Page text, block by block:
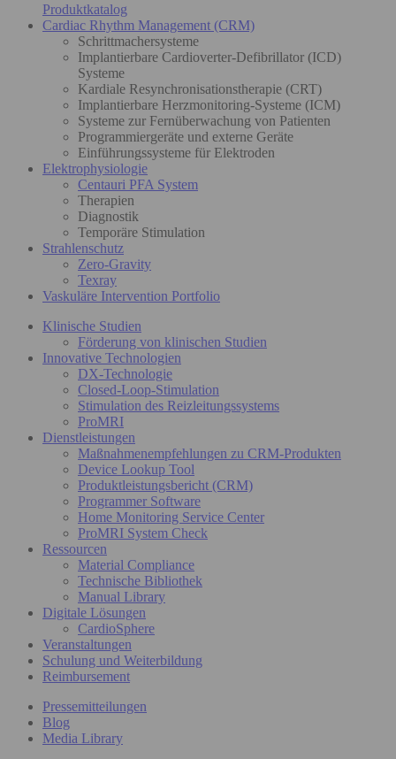
Produktkatalog
Cardiac Rhythm Management (CRM)
Schrittmachersysteme
Implantierbare Cardioverter-Defibrillator (ICD)
Systeme
Kardiale Resynchronisationstherapie (CRT)
Implantierbare Herzmonitoring-Systeme (ICM)
Systeme zur Fernüberwachung von Patienten
Programmiergeräte und externe Geräte
Einführungssysteme für Elektroden
Elektrophysiologie
Centauri PFA System
Therapien
Diagnostik
Temporäre Stimulation
Strahlenschutz
Zero-Gravity
Texray
Vaskuläre Intervention Portfolio
Klinische Studien
Förderung von klinischen Studien
Innovative Technologien
DX-Technologie
Closed-Loop-Stimulation
Stimulation des Reizleitungssystems
ProMRI
Dienstleistungen
Maßnahmenempfehlungen zu CRM-Produkten
Device Lookup Tool
Produktleistungsbericht (CRM)
Programmer Software
Home Monitoring Service Center
ProMRI System Check
Ressourcen
Material Compliance
Technische Bibliothek
Manual Library
Digitale Lösungen
CardioSphere
Veranstaltungen
Schulung und Weiterbildung
Reimbursement
Pressemitteilungen
Blog
Media Library